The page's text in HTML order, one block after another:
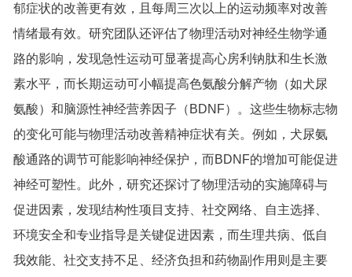
郁症状的改善更有效，且每周三次以上的运动频率对改善
情绪最有效。研究团队还评估了物理活动对神经生物学通
路的影响，发现急性运动可显著提高心房利钠肽和生长激
素水平，而长期运动可小幅提高色氨酸分解产物（如犬尿
氨酸）和脑源性神经营养因子（BDNF）。这些生物标志物
的变化可能与物理活动改善精神症状有关。例如，犬尿氨
酸通路的调节可能影响神经保护，而BDNF的增加可能促进
神经可塑性。此外，研究还探讨了物理活动的实施障碍与
促进因素，发现结构性项目支持、社交网络、自主选择、
环境安全和专业指导是关键促进因素，而生理共病、低自
我效能、社交支持不足、经济负担和药物副作用则是主要